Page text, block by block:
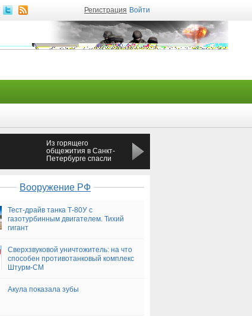
Регистрация Войти
Из горящего
общежития в Санкт-
Петербурге спасли
Вооружение РФ
Тест-драйв танка Т-80У с
газотурбинным двигателем. Тихий
гигант
Сверхзвуковой уничтожитель: на что
способен противотанковый комплекс
Штурм-СМ
Акула показала зубы